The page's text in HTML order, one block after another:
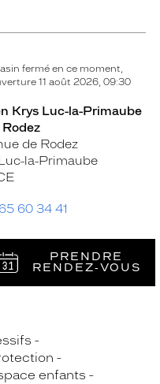
fermé en ce moment,
11 août 2026, 09:30
Krys Luc-la-Primaube
de Rodez
la-Primaube
60 34 41
PRENDRE
RENDEZ‑VOUS
enfants